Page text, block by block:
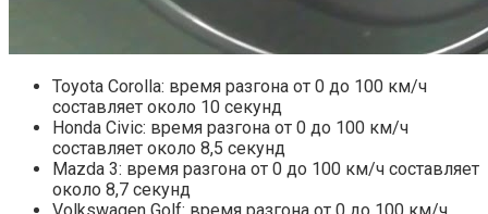
Toyota Corolla: время разгона от 0 до 100 км/ч
составляет около 10 секунд
Honda Civic: время разгона от 0 до 100 км/ч
составляет около 8,5 секунд
Mazda 3: время разгона от 0 до 100 км/ч составляет
около 8,7 секунд